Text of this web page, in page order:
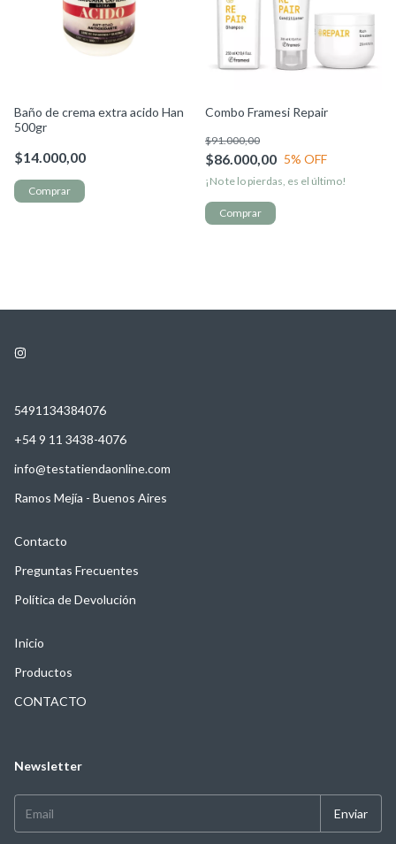
Baño de crema extra acido Han
500gr
$14.000,00
Combo Framesi Repair
$86.000,00
$91.000,00
5% OFF
¡No te lo pierdas, es el último!
5491134384076
+54 9 11 3438-4076
info@testatiendaonline.com
Ramos Mejía - Buenos Aires
Contacto
Preguntas Frecuentes
Política de Devolución
Inicio
Productos
CONTACTO
Newsletter